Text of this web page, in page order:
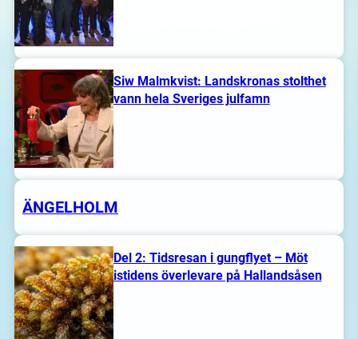
Siw Malmkvist: Landskronas stolthet
vann hela Sveriges julfamn
ÄNGELHOLM
Del 2: Tidsresan i gungflyet – Möt
istidens överlevare på Hallandsåsen